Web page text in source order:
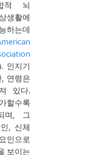
적 뇌
생활에
는데
인지기
연령은
있다.
수록
며, 그
, 신체
인으로
보이는